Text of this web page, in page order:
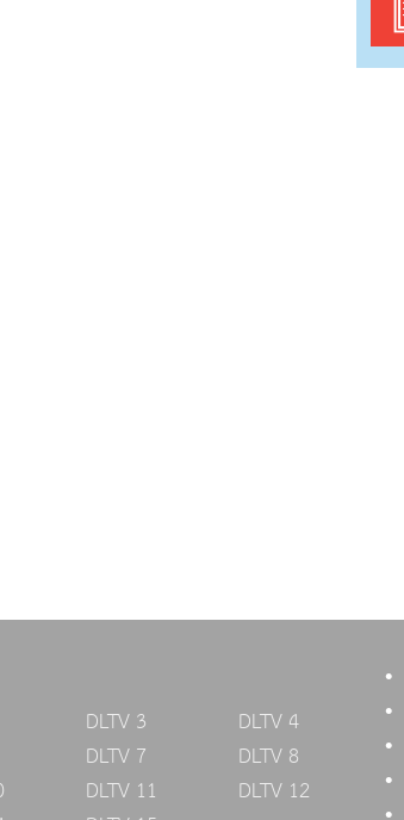
DLTV 3
DLTV 4
DLTV 7
DLTV 8
DLTV 11
DLTV 12